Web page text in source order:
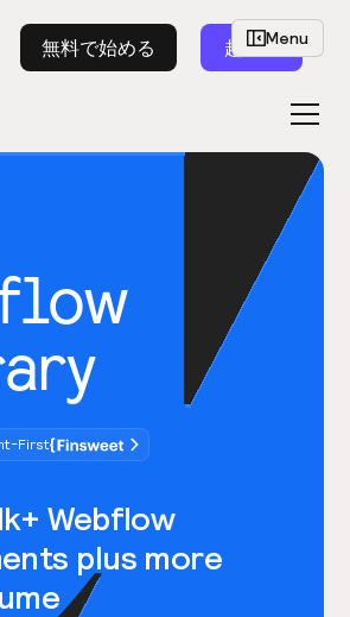
無料で始める 起動
First
Webflow
plus more
Menu